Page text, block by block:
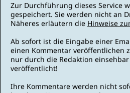
Zur Durchführung dieses Service
gespeichert. Sie werden nicht an
Näheres erläutern die Hinweise
Ab sofort ist die Eingabe einer
einen Kommentar veröffentlichen
nur durch die Redaktion
veröffentlicht!
Ihre Kommentare werden nicht